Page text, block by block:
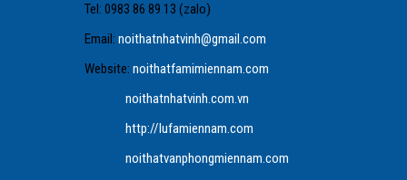
Tel: 0983 86 89 13
Email:noithatnhatvinh@gmail.com
Website:noithatfamimiennam.com
noithatnhatvinh.com.vn
http://lufamiennam.com
noithatvanphongmiennam.com